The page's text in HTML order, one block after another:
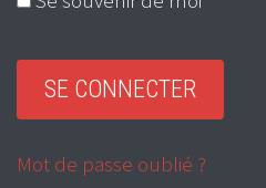
Mot de passe oublié ?